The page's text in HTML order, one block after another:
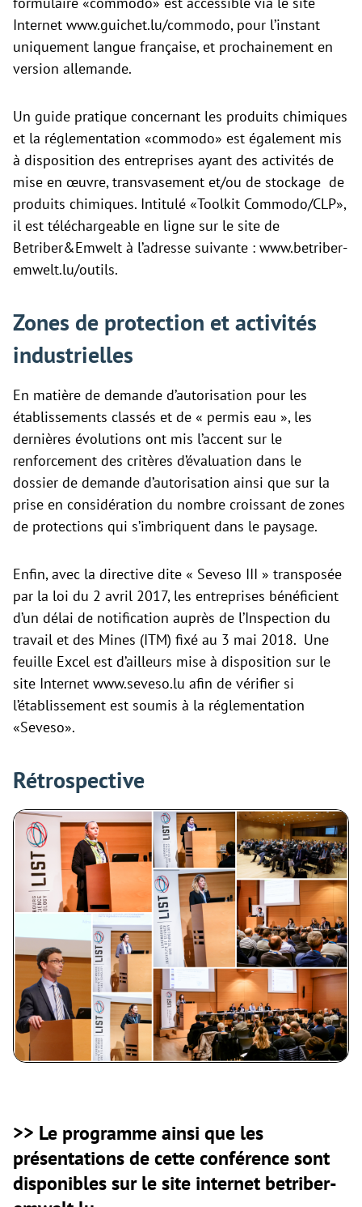
Internet www.guichet.lu/commodo, pour l’instant
uniquement langue française, et prochainement en
version allemande.
Un guide pratique concernant les produits chimiques
et la réglementation «commodo» est également mis
à disposition des entreprises ayant des activités de
mise en œuvre, transvasement et/ou de stockage de
produits chimiques. Intitulé «Toolkit Commodo/CLP»,
il est téléchargeable en ligne sur le site de
Betriber&Emwelt à l’adresse suivante : www.betriber-
emwelt.lu/outils.
Zones de protection et activités
industrielles
En matière de demande d’autorisation pour les
établissements classés et de « permis eau », les
dernières évolutions ont mis l’accent sur le
renforcement des critères d’évaluation dans le
dossier de demande d’autorisation ainsi que sur la
prise en considération du nombre croissant de zones
de protections qui s’imbriquent dans le paysage.
Enfin, avec la directive dite « Seveso III » transposée
par la loi du 2 avril 2017, les entreprises bénéficient
d’un délai de notification auprès de l’Inspection du
travail et des Mines (ITM) fixé au 3 mai 2018. Une
feuille Excel est d’ailleurs mise à disposition sur le
site Internet www.seveso.lu afin de vérifier si
l’établissement est soumis à la réglementation
«Seveso».
Rétrospective
>> Le programme ainsi que les
présentations de cette conférence sont
disponibles sur le site internet betriber-